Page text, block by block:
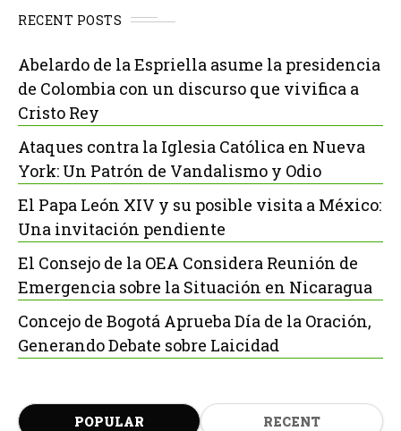
RECENT POSTS
Abelardo de la Espriella asume la presidencia
de Colombia con un discurso que vivifica a
Cristo Rey
Ataques contra la Iglesia Católica en Nueva
York: Un Patrón de Vandalismo y Odio
El Papa León XIV y su posible visita a México:
Una invitación pendiente
El Consejo de la OEA Considera Reunión de
Emergencia sobre la Situación en Nicaragua
Concejo de Bogotá Aprueba Día de la Oración,
Generando Debate sobre Laicidad
POPULAR RECENT